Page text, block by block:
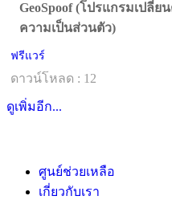
GeoSpoof (โปรแกรมเปลี่
ความเป็นส่วนตัว)
ฟรีแวร์
ดาวน์โหลด : 12
ดูเพิ่มอีก...
ศูนย์ช่วยเหลือ
เกี่ยวกับเรา